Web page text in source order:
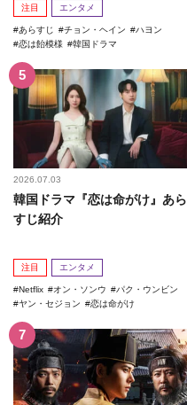
注目 エンタメ
あらすじ チョン・ヘイン
ハヨン
恋は飴模様
韓国ドラマ
2026.07.03
韓国ドラマ『恋は命がけ』あら
すじ紹介
注目 エンタメ
Netflix オン・ソンウ
パク・ウンビン
ヤン・セジョン
恋は命がけ